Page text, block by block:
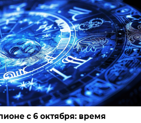
с 6 октября: время